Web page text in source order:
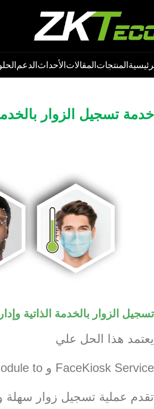
المنتجاتالمقالاتالأحداثالدعم
خدمة تسجيل الزوار
تسجيل الزوار بالخدمة الذاتية
يعتمد هذا الحل علي
‎FaceKiosk Service‏ و ‎ZKBioSecurity ISP Visitor Module to‏
تقدم عملية تسجيل زوار سهلة